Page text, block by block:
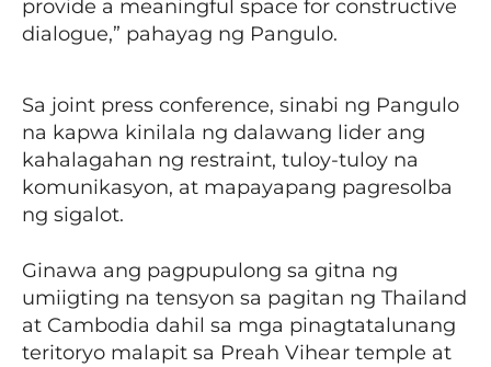
provide a meaningful space for constructive
dialogue,” pahayag ng Pangulo.
Sa joint press conference, sinabi ng Pangulo
na kapwa kinilala ng dalawang lider ang
kahalagahan ng restraint, tuloy-tuloy na
komunikasyon, at mapayapang pagresolba
ng sigalot.
Ginawa ang pagpupulong sa gitna ng
umiigting na tensyon sa pagitan ng Thailand
at Cambodia dahil sa mga pinagtatalunang
teritoryo malapit sa Preah Vihear temple at